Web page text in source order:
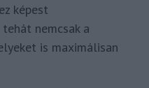
képest
nemcsak a
is maximálisan